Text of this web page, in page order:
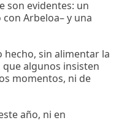
son evidentes: un
Arbeloa– y una
hecho, sin alimentar la
algunos insisten
momentos, ni de
año, ni en